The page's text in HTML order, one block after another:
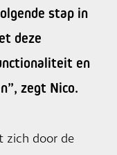
stap in
deze
en
zegt Nico.
zich door de